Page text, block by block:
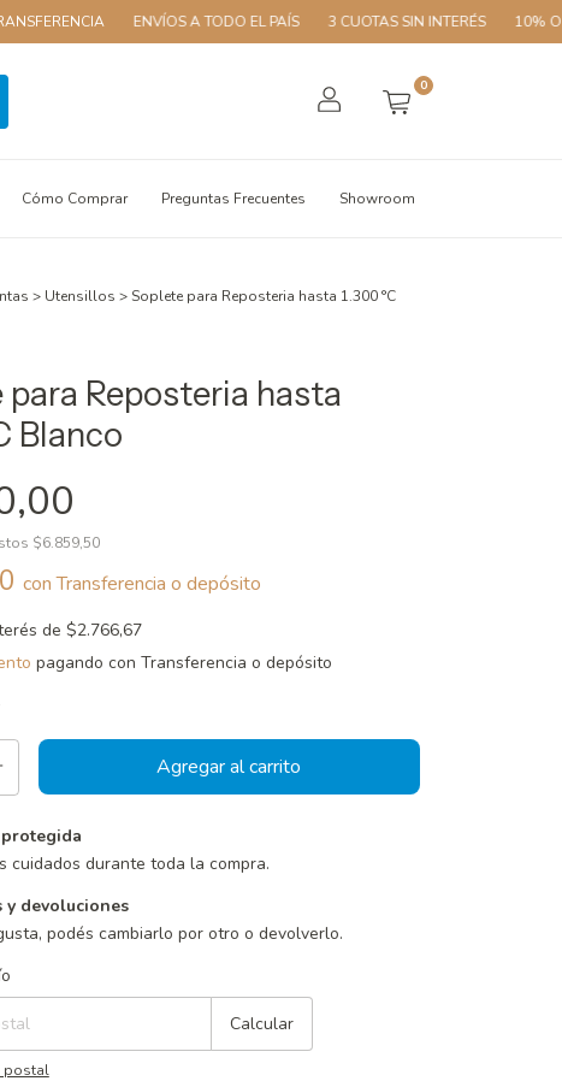
ENVÍOS A TODO EL PAÍS 3 CUOTAS SIN INTERÉS 10% OFF CON
0
Cómo Comprar Preguntas Frecuentes Showroom
> Utensillos > Soplete para Reposteria hasta 1.300 °C
para Reposteria hasta
Blanco
$6.859,50
con Transferencia o depósito
de $2.766,67
pagando con Transferencia o depósito
cuidados durante toda la compra.
y devoluciones
podés cambiarlo por otro o devolverlo.
Calcular
postal